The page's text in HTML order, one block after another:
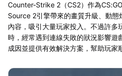
Counter-Strike 2（CS2）作為
Source 2引擎帶來的畫質升級、動
內容，吸引大量玩家投入。不過許多
時，經常遇到連線失敗的狀況影響遊
成因並提供有效解決方案，幫助玩家